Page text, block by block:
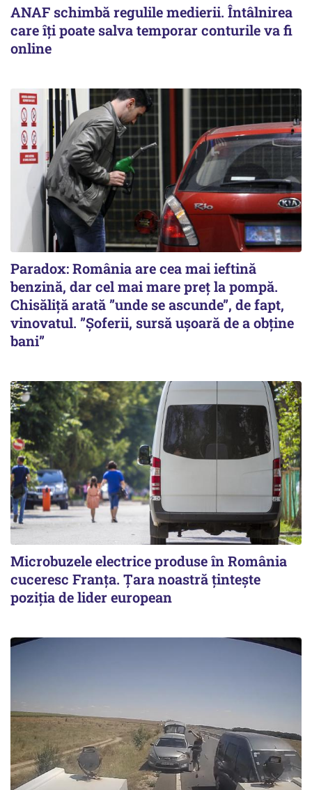
ANAF schimbă regulile medierii. Întâlnirea
care îți poate salva temporar conturile va fi
online
Paradox: România are cea mai ieftină
benzină, dar cel mai mare preț la pompă.
Chisăliță arată ”unde se ascunde”, de fapt,
vinovatul. ”Șoferii, sursă ușoară de a obține
bani”
Microbuzele electrice produse în România
cuceresc Franța. Țara noastră țintește
poziția de lider european